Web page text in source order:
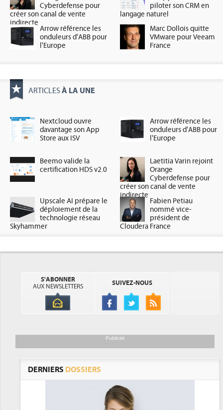
Cyberdefense pour
créer son canal de vente
indirecte
piloter son CRM en
langage naturel
Arrow référence les
onduleurs d'ABB pour
l'Europe
Marc Dollois quitte
VMware pour Veeam
France
ARTICLES À LA UNE
Nextcloud ouvre
davantage son App
Store aux ISV
Arrow référence les
onduleurs d'ABB pour
l'Europe
Beemo valide la
certification HDS v2.0
Laetitia Varin rejoint
Orange
Cyberdefense pour
créer son canal de vente
indirecte
Upscale AI prépare le
déploiement de la
technologie réseau
Skyhammer
Fabien Petiau
nommé vice-
président de
Cloudera France
S'ABONNER
AUX NEWSLETTERS
SUIVEZ-NOUS
Publicité
DERNIERS DOSSIERS